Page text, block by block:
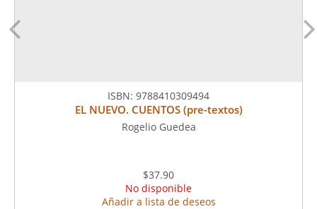
ISBN: 9788410309494
EL NUEVO. CUENTOS (pre-textos)
Rogelio Guedea
$37.90
No disponible
Añadir a lista de deseos